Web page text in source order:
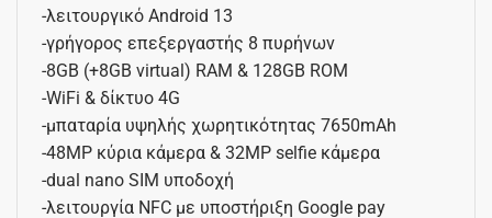
-λειτουργικό Android 13
-γρήγορος επεξεργαστής 8 πυρήνων
-8GB (+8GB virtual) RAM & 128GB ROM
-WiFi & δίκτυο 4G
-μπαταρία υψηλής χωρητικότητας 7650mAh
-48MP κύρια κάμερα & 32MP selfie κάμερα
-dual nano SIM υποδοχή
-λειτουργία NFC με υποστήριξη Google pay